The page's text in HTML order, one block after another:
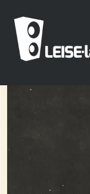
zum
Inhalt
LEISE/laut